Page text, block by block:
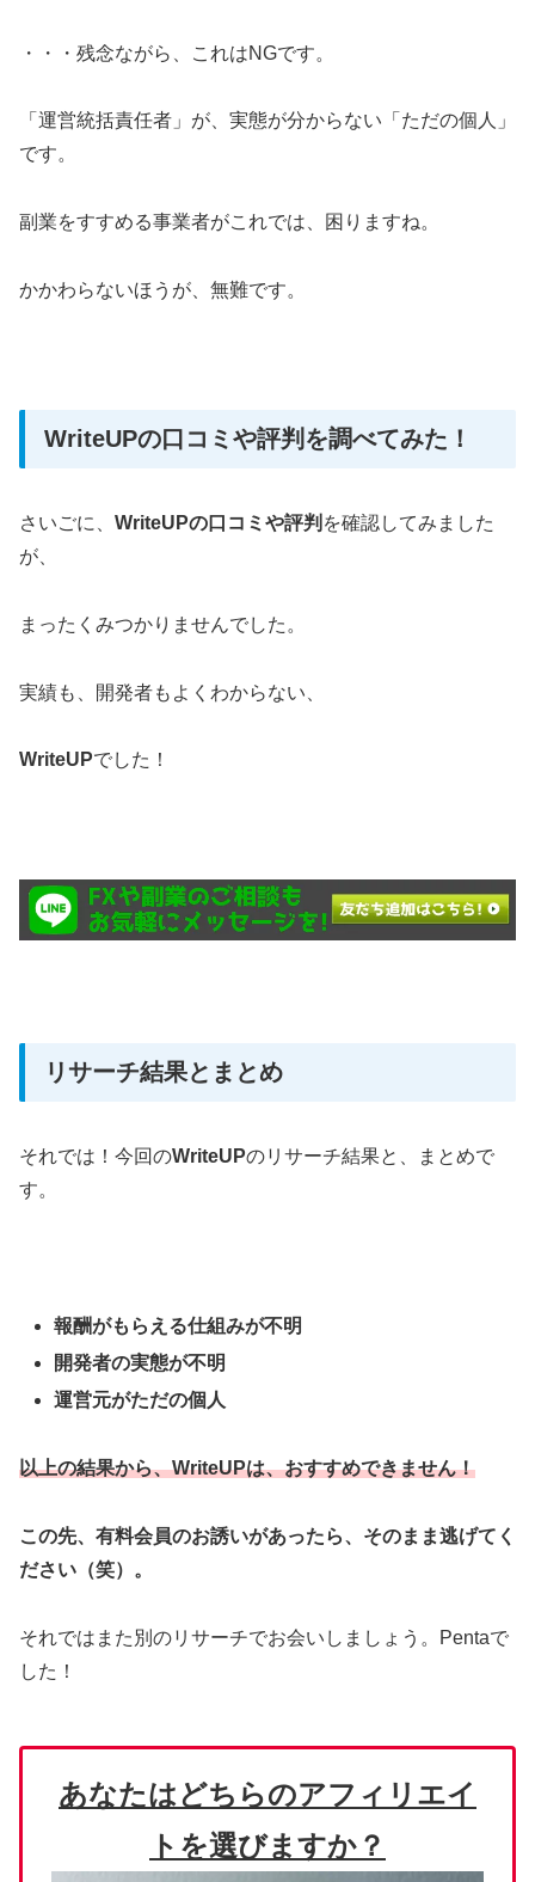
・・・残念ながら、これはNGです。
「運営統括責任者」が、実態が分からない「ただの個人」
です。
副業をすすめる事業者がこれでは、困りますね。
かかわらないほうが、無難です。
WriteUPの口コミや評判を調べてみた！
さいごに、 WriteUPの口コミや評判 を確認してみました
が、
まったくみつかりませんでした。
実績も、開発者もよくわからない、
WriteUPでした！
リサーチ結果とまとめ
それでは！今回のWriteUPのリサーチ結果と、まとめで
す。
報酬がもらえる仕組みが不明
開発者の実態が不明
運営元がただの個人
以上の結果から、WriteUPは、おすすめできません！
この先、有料会員のお誘いがあったら、そのまま逃げてく
ださい（笑）。
それではまた別のリサーチでお会いしましょう。Pentaで
した！
あなたはどちらのアフィリエイ
トを選びますか？